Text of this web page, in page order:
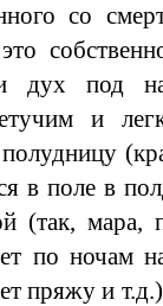
со
дух под
и
в поле в
(так, мара,
по ночам
пряжу и